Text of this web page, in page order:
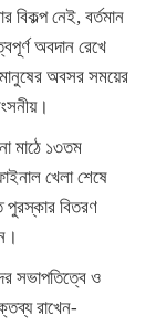
বিকল্প নেই, বর্তমান
অবদান রেখে
অবসর সময়ের
মাঠে ১৩তম
খেলা শেষে
পুরস্কার বিতরণ
সভাপতিত্বে ও
রাখেন-